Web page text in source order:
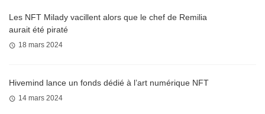
Les NFT Milady vacillent alors que le chef de Remilia
aurait été piraté
18 mars 2024
Hivemind lance un fonds dédié à l’art numérique NFT
14 mars 2024